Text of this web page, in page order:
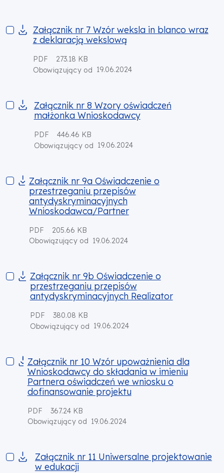
Załącznik nr 7 Wzór weksla in blanco wraz z deklaracją
Załącznik nr 7 Wzór weksla in blanco wraz
z deklaracją wekslową
PDF
273.18 KB
Obowiązujący od 19.06.2024
Załącznik nr 8 Wzory oświadczeń małżonka Wnioskodawcy
Załącznik nr 8 Wzory oświadczeń
małżonka Wnioskodawcy
PDF
446.46 KB
Obowiązujący od 19.06.2024
Załącznik nr 9a Oświadczenie o przestrzeganiu przepisów
Załącznik nr 9a Oświadczenie o
przestrzeganiu przepisów
antydyskryminacyjnych
Wnioskodawca/Partner
PDF
205.66 KB
Obowiązujący od 19.06.2024
Załącznik nr 9b Oświadczenie o przestrzeganiu przepisów
Załącznik nr 9b Oświadczenie o
przestrzeganiu przepisów
antydyskryminacyjnych Realizator
PDF
380.08 KB
Obowiązujący od 19.06.2024
Załącznik nr 10 Wzór upoważnienia dla Wnioskodawcy do
Załącznik nr 10 Wzór upoważnienia dla
Wnioskodawcy do składania w imieniu
Partnera oświadczeń we wniosku o
dofinansowanie projektu
PDF
367.24 KB
Obowiązujący od 19.06.2024
Załącznik nr 11 Uniwersalne projektowanie w edukacji
Załącznik nr 11 Uniwersalne projektowanie
w edukacji